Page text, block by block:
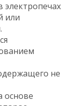
электропечах
или
не
основе